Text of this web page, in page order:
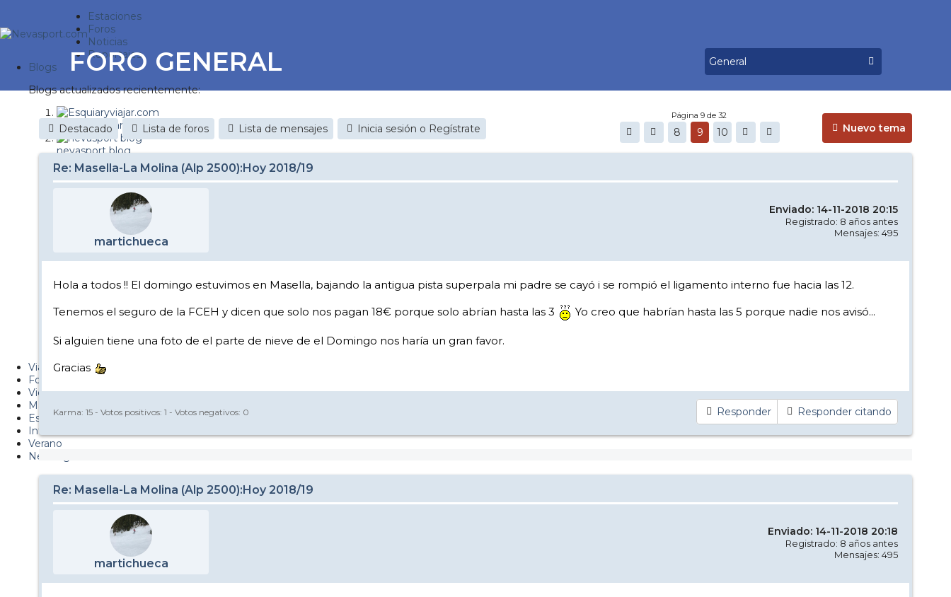
Estaciones
Foros
Noticias
Reportajes
Blogs
Blogs actualizados recientemente:
Esquiaryviajar.com
nevasport blog
Discovery Snow
It's a powder da
Nevasport Chile
Viajes
Fotos
Videos
Material
Esquí Pro
Infonieve
Verano
Nevalog
FORO GENERAL
Nuevo tema
Destacado Lista de foros Lista de mensajes Inicia sesión o Regístrate
Página 9 de 32
8 9 10
Re: Masella-La Molina (Alp 2500):Hoy 2018/19
martichueca
Enviado: 14-11-2018 20:15
Registrado: 8 años antes
Mensajes: 495
Hola a todos !! El domingo estuvimos en Masella, bajando la antigua pista superpala mi padre se cayó i se rompió el ligamento interno fue hacia las 12.
Tenemos el seguro de la FCEH y dicen que solo nos pagan 18€ porque solo abrían hasta las 3
Yo creo que habrían hasta las 5 porque nadie nos avisó...
Si alguien tiene una foto de el parte de nieve de el Domingo nos haría un gran favor.
Gracias
Responder Responder citando
Karma: 15 - Votos positivos: 1 - Votos negativos: 0
Re: Masella-La Molina (Alp 2500):Hoy 2018/19
martichueca
Enviado: 14-11-2018 20:18
Registrado: 8 años antes
Mensajes: 495